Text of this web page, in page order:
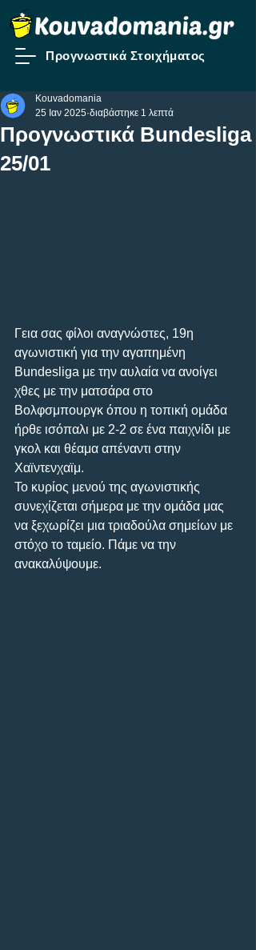
Προγνωστικά Στοιχήματος
Προγνωστικά Bundesliga
25/01
Kouvadomania
25 Ιαν 2025 διαβάστηκε 1 λεπτά
Γεια σας φίλοι αναγνώστες, 19η
αγωνιστική για την αγαπημένη
Bundesliga με την αυλαία να ανοίγει
χθες με την ματσάρα στο
Βολφσμπουργκ όπου η τοπική ομάδα
ήρθε ισόπαλι με 2-2 σε ένα παιχνίδι με
γκολ και θέαμα απέναντι στην
Χαϊντενχαϊμ.
Το κυρίος μενού της αγωνιστικής
συνεχίζεται σήμερα με την ομάδα μας
να ξεχωρίζει μια τριαδούλα σημείων με
στόχο το ταμείο. Πάμε να την
ανακαλύψουμε.